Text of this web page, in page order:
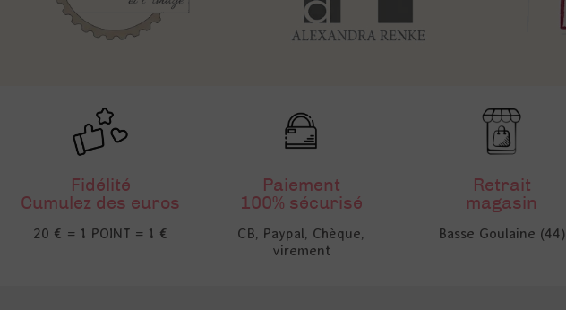
Fidélité
Cumulez des euros
20 € = 1 POINT = 1 €
Paiement
100% sécurisé
CB, Paypal, Chèque,
virement
Retrait
magasin
Basse Goulaine (44)